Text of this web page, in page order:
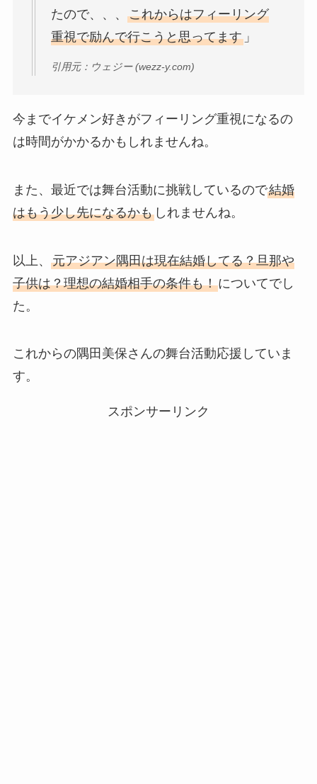
たので、、、 これからはフィーリング
重視で励んで行こうと思ってます」
引用元：ウェジー (wezz-y.com)
今までイケメン好きがフィーリング重視になるの
は時間がかかるかもしれませんね。
また、最近では舞台活動に挑戦しているので結婚
はもう少し先になるかもしれませんね。
以上、 元アジアン隅田は現在結婚してる？旦那や
子供は？理想の結婚相手の条件も！についてでし
た。
これからの隅田美保さんの舞台活動応援していま
す。
スポンサーリンク